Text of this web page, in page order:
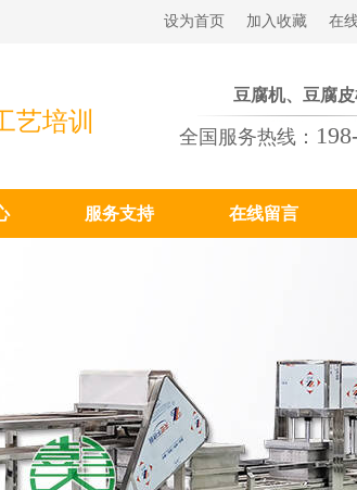
设为首页 加入收藏 在
豆腐机、豆腐
全国服务热线：
艺培训
服务支持 在线留言